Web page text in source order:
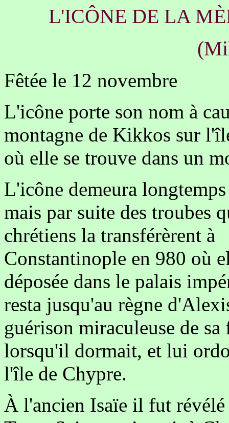
L'ICÔNE DE LA
Fêtée le 12 novembre
L'icône porte son nom à
montagne de Kikkos sur
où elle se trouve dans un
L'icône demeura
mais par suite des troubes
chrétiens la transférèrent à
Constantinople en 980 où
déposée dans le palais
resta jusqu'au règne
guérison miraculeuse de
lorsqu'il dormait, et lui
l'île de Chypre.
À l'ancien Isaïe il fut